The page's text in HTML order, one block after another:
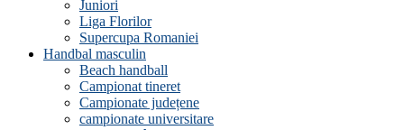
Juniori
Liga Florilor
Supercupa Romaniei
Handbal masculin
Beach handball
Campionat tineret
Campionate județene
campionate universitare